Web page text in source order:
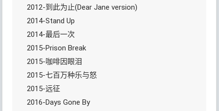
2012-到此为止(Dear Jane version)
2014-Stand Up
2014-最后一次
2015-Prison Break
2015-咖啡因眼泪
2015-七百万种乐与怒
2015-远征
2016-Days Gone By